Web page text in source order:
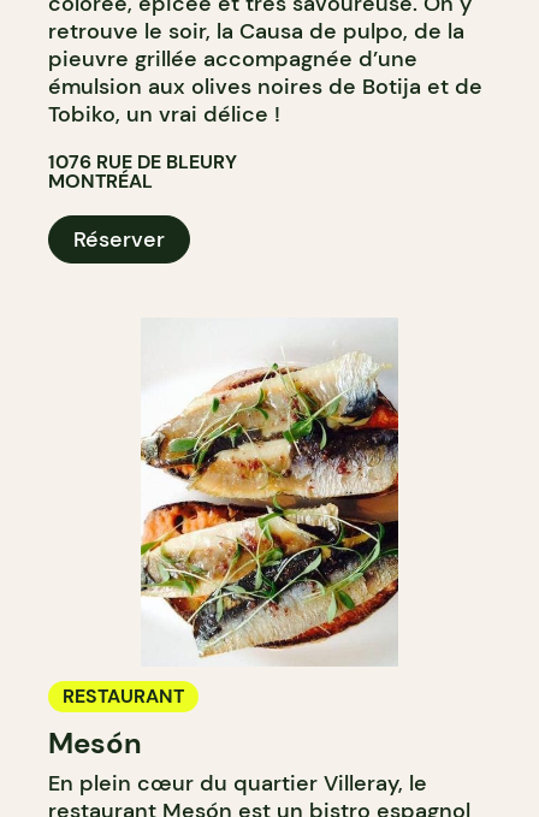
retrouve le soir, la Causa de pulpo, de la
pieuvre grillée accompagnée d’une
émulsion aux olives noires de Botija et de
Tobiko, un vrai délice !
1076 RUE DE BLEURY
MONTRÉAL
Réserver
RESTAURANT
Mesón
En plein cœur du quartier Villeray, le
restaurant Mesón est un bistro espagnol